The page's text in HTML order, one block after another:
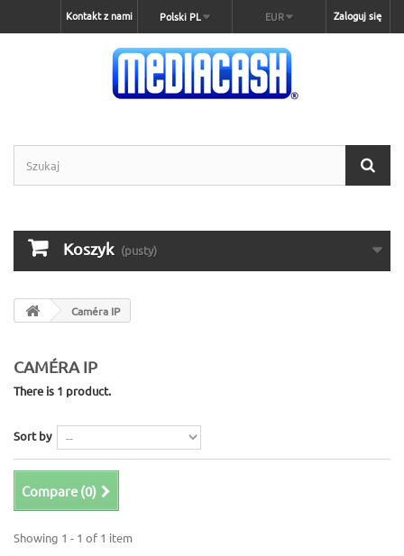
Zaloguj się
EUR
Polski PL
Kontakt z nami
Koszyk (pusty)
Caméra IP
CAMÉRA IP
There is 1 product.
Sort by
Compare (0)
Showing 1 - 1 of 1 item